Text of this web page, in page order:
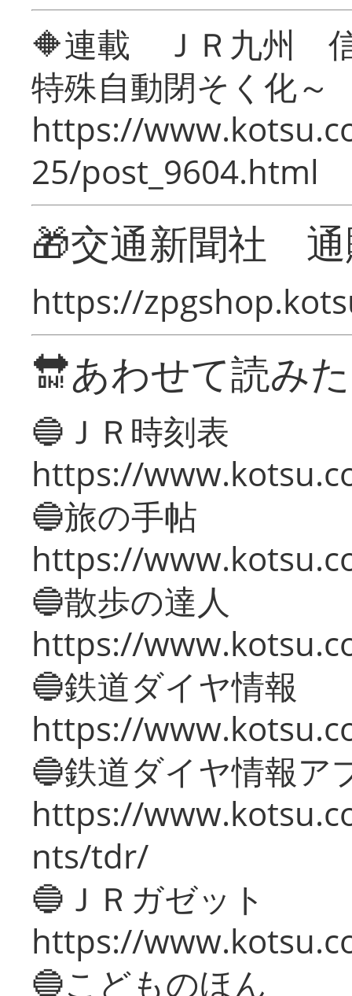
🔶連載 ＪＲ九州 信
特殊自動閉そく化～
https://
25/post_9604.html
🎁交通新聞社
https://
🔛あわせて読み
🔵ＪＲ時刻表
https://
🔵旅の手帖
https://
🔵散歩の達人
https://
🔵鉄道ダイヤ情報
https://
🔵鉄道ダイヤ情報ア
https://
nts/tdr/
🔵ＪＲガゼット
https://
🔵こどものほん